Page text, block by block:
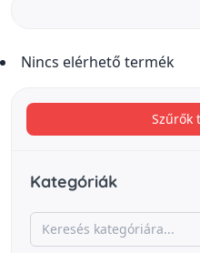
Szűrők
Kategóriák
Nincs elérhető termék